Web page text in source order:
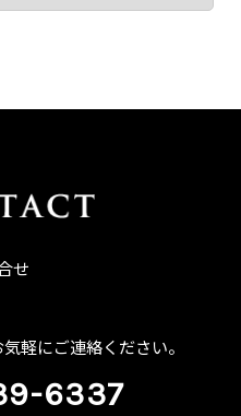
せ
軽にご連絡ください。
6337